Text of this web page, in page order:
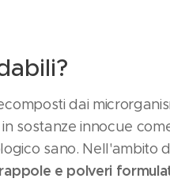
dai
sostanze innocue
sano. Nell'ambito
e polveri